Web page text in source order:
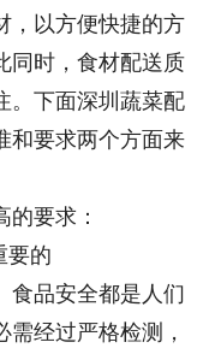
，以方便快捷的方
同时，食材配送质
。下面深圳蔬菜配
和要求两个方面来
要求：
要的
食品安全都是人们
经过严格检测，